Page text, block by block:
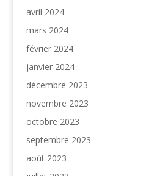
avril 2024
mars 2024
février 2024
janvier 2024
décembre 2023
novembre 2023
octobre 2023
septembre 2023
août 2023